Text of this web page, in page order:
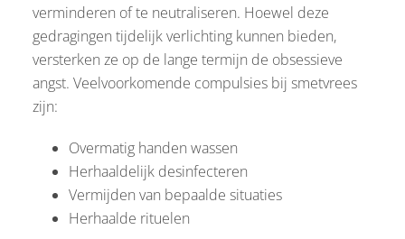
verminderen of te neutraliseren. Hoewel deze
gedragingen tijdelijk verlichting kunnen bieden,
versterken ze op de lange termijn de obsessieve
angst. Veelvoorkomende compulsies bij smetvrees
zijn:
Overmatig handen wassen
Herhaaldelijk desinfecteren
Vermijden van bepaalde situaties
Herhaalde rituelen